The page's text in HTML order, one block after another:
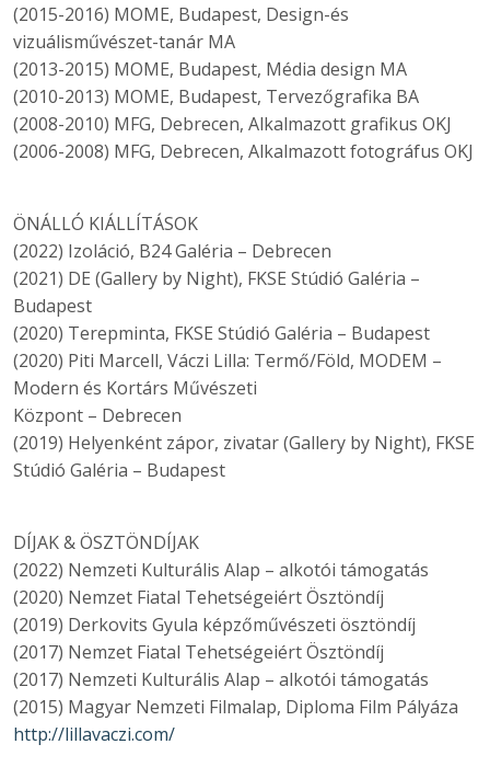
(2015-2016) MOME, Budapest, Design-és
vizuálisművészet-tanár MA
(2013-2015) MOME, Budapest, Média design MA
(2010-2013) MOME, Budapest, Tervezőgrafika BA
(2008-2010) MFG, Debrecen, Alkalmazott grafikus OKJ
(2006-2008) MFG, Debrecen, Alkalmazott fotográfus OKJ
ÖNÁLLÓ KIÁLLÍTÁSOK
(2022) Izoláció, B24 Galéria – Debrecen
(2021) DE (Gallery by Night), FKSE Stúdió Galéria –
Budapest
(2020) Terepminta, FKSE Stúdió Galéria – Budapest
(2020) Piti Marcell, Váczi Lilla: Termő/Föld, MODEM –
Modern és Kortárs Művészeti
Központ – Debrecen
(2019) Helyenként zápor, zivatar (Gallery by Night), FKSE
Stúdió Galéria – Budapest
DÍJAK & ÖSZTÖNDÍJAK
(2022) Nemzeti Kulturális Alap – alkotói támogatás
(2020) Nemzet Fiatal Tehetségeiért Ösztöndíj
(2019) Derkovits Gyula képzőművészeti ösztöndíj
(2017) Nemzet Fiatal Tehetségeiért Ösztöndíj
(2017) Nemzeti Kulturális Alap – alkotói támogatás
(2015) Magyar Nemzeti Filmalap, Diploma Film Pályáza
http://lillavaczi.com/